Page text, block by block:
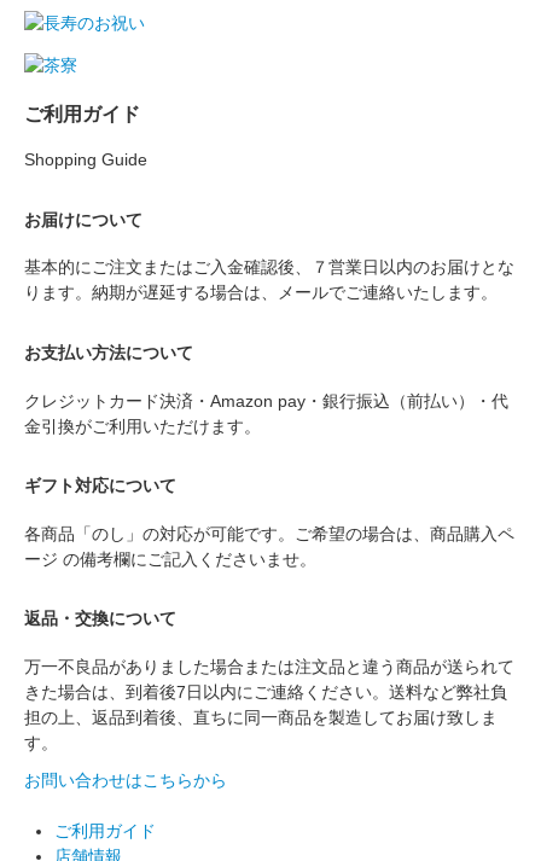
ご利用ガイド
Shopping Guide
お届けについて
基本的にご注文またはご入金確認後、７営業日以内のお届けとな
ります。納期が遅延する場合は、メールでご連絡いたします。
お支払い方法について
クレジットカード決済・Amazon pay・銀行振込（前払い）・代
金引換がご利用いただけます。
ギフト対応について
各商品「のし」の対応が可能です。ご希望の場合は、商品購入ペ
ージ の備考欄にご記入くださいませ。
返品・交換について
万一不良品がありました場合または注文品と違う商品が送られて
きた場合は、到着後7日以内にご連絡ください。送料など弊社負
担の上、返品到着後、直ちに同一商品を製造してお届け致しま
す。
お問い合わせはこちらから
ご利用ガイド
店舗情報